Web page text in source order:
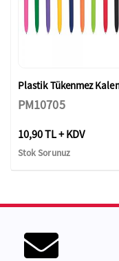
PM10705
10,90 TL + KDV
Stok Sorunuz